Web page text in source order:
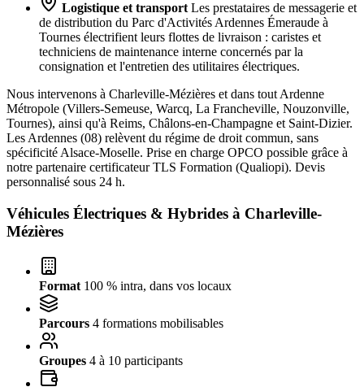
Logistique et transportLes prestataires de messagerie et
de distribution du Parc d'Activités Ardennes Émeraude à
Tournes électrifient leurs flottes de livraison : caristes et
techniciens de maintenance interne concernés par la
consignation et l'entretien des utilitaires électriques.
Nous intervenons à Charleville-Mézières et dans tout Ardenne
Métropole (Villers-Semeuse, Warcq, La Francheville, Nouzonville,
Tournes), ainsi qu'à Reims, Châlons-en-Champagne et Saint-Dizier.
Les Ardennes (08) relèvent du régime de droit commun, sans
spécificité Alsace-Moselle. Prise en charge OPCO possible grâce à
notre partenaire certificateur TLS Formation (Qualiopi). Devis
personnalisé sous 24 h.
Véhicules Électriques & Hybrides à Charleville-
Mézières
Format 100 % intra, dans vos locaux
Parcours 4 formations mobilisables
Groupes 4 à 10 participants